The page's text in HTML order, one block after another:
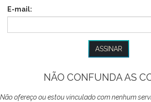
E-mail:
NÃO CONFUNDA AS
Não ofereço ou estou vinculado com nenhum